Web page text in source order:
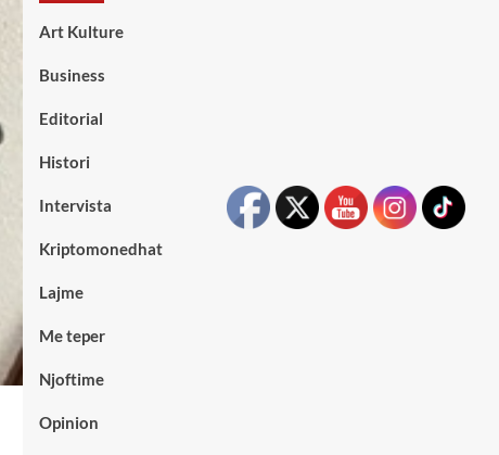
Art Kulture
Business
Editorial
Histori
Intervista
Kriptomonedhat
Lajme
Me teper
Njoftime
Opinion